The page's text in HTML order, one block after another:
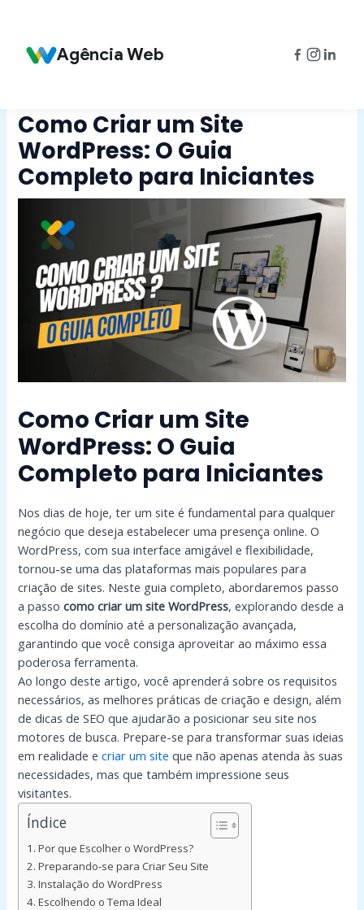
conteúdo Agência Web
Como Criar um Site
WordPress: O Guia
Completo para Iniciantes
Como Criar um Site
WordPress: O Guia
Completo para Iniciantes
Nos dias de hoje, ter um site é fundamental para qualquer
negócio que deseja estabelecer uma presença online. O
WordPress, com sua interface amigável e flexibilidade,
tornou-se uma das plataformas mais populares para
criação de sites. Neste guia completo, abordaremos passo
a passocomo criar um site WordPress, explorando desde a
escolha do domínio até a personalização avançada,
garantindo que você consiga aproveitar ao máximo essa
poderosa ferramenta.
Ao longo deste artigo, você aprenderá sobre os requisitos
necessários, as melhores práticas de criação e design, além
de dicas de SEO que ajudarão a posicionar seu site nos
motores de busca. Prepare-se para transformar suas ideias
em realidade ecriar um site que não apenas atenda às suas
necessidades, mas que também impressione seus
visitantes.
Índice
Por que Escolher o WordPress?
Preparando-se para Criar Seu Site
Instalação do WordPress
Escolhendo o Tema Ideal